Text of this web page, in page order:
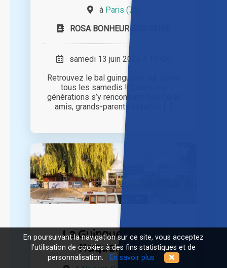
à Paris (75)
ROSA BONHEUR SUR SEINE
samedi 13 juin 2026 à 13h00
Retrouvez le bal guinguette sur Seine
tous les samedis ! Toutes les
générations s’y rencontrent, famille et
amis, grands-parents et petits [...]
La Guinguette des
Maquereaux
En poursuivant la navigation sur ce site, vous acceptez
l'utilisation de cookies à des fins statistiques et de
personnalisation.
En savoir plus